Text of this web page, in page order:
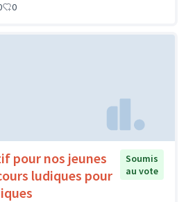
0
pour nos jeunes
ludiques pour
Soumis
au vote